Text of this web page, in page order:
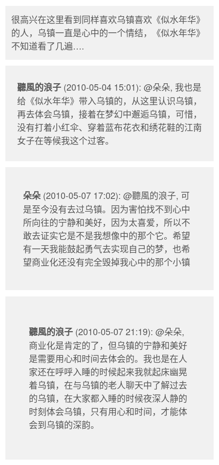
很高兴在这里看到同样喜欢乌镇喜欢《似水年华》
的人，乌镇一直是心中的一个情结，《似水年华》
不知道看了几遍….
聽風的浪子 (2010-05-04 15:01): @朵朵, 我也是
给《似水年华》带入乌镇的，从这里认识乌镇，
再去体会乌镇，接着在梦幻中邂逅乌镇，可惜，
没有打着小红伞、穿着蓝布花衣和绣花鞋的江南
女子在等候我这个过客。
朵朵 (2010-05-07 17:02): @聽風的浪子, 可
是至今没有去过乌镇。因为害怕找不到心中
所向往的宁静和美好，因为太喜爱，所以不
敢去证实它是不是我想像中的那个它。希望
有一天我能鼓起勇气去实现自己的梦，也希
望商业化还没有完全毁掉我心中的那个小镇
聽風的浪子 (2010-05-07 21:19): @朵朵,
商业化是肯定的了，但乌镇的宁静和美好
是需要用心和时间去体会的。我也是在人
家还在呼呼入睡的时候起来我就起床幽晃
着乌镇，在与乌镇的老人聊天中了解过去
的乌镇，在大家都入睡的时候夜深人静的
时刻体会乌镇，只有用心和时间，才能体
会到乌镇的深韵。